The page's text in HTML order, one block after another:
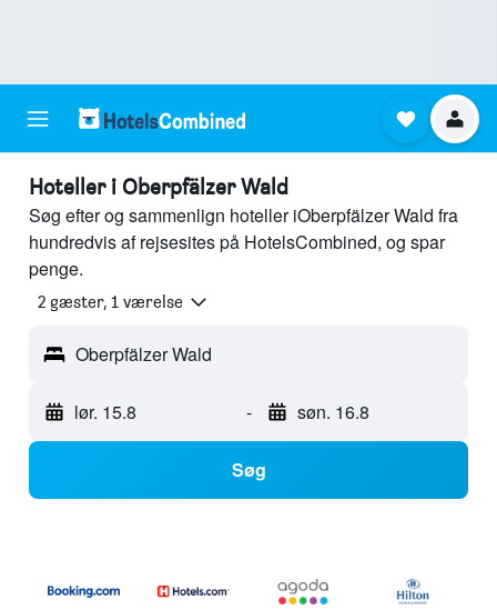
Hoteller i Oberpfälzer Wald
Søg efter og sammenlign hoteller iOberpfälzer Wald fra
hundredvis af rejsesites på HotelsCombined, og spar
penge.
2 gæster, 1 værelse
Oberpfälzer Wald
lør. 15.8 - søn. 16.8
Søg